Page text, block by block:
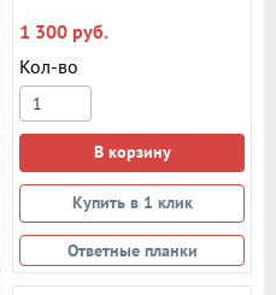
1 300 руб.
Кол-во
В корзину
Купить в 1 клик
Ответные планки